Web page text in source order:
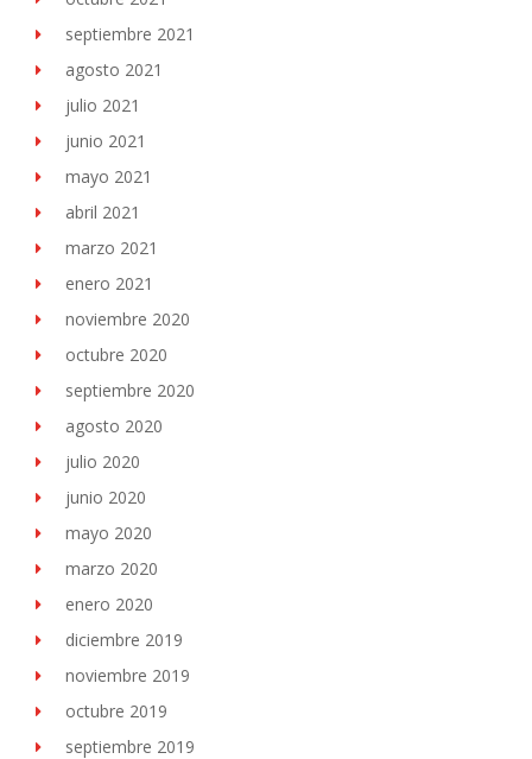
septiembre 2021
agosto 2021
julio 2021
junio 2021
mayo 2021
abril 2021
marzo 2021
enero 2021
noviembre 2020
octubre 2020
septiembre 2020
agosto 2020
julio 2020
junio 2020
mayo 2020
marzo 2020
enero 2020
diciembre 2019
noviembre 2019
octubre 2019
septiembre 2019